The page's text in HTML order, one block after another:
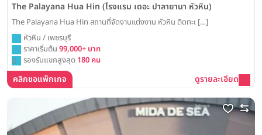
The Palayana Hua Hin (โรงแรม เดอะ ปาลายานา หัวหิน)
The Palayana Hua Hin สถานที่จัดงานแต่งงาน หัวหิน ติดทะเ […]
หัวหิน / เพชรบุรี
ราคาเริ่มต้น 99,000+ บาท
รองรับแขกสูงสุด 180 คน
คลิกขอแพ็กเกจ ดูรายละเอียด